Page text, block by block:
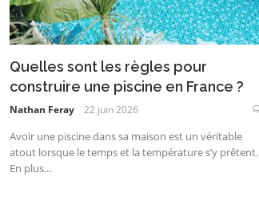
Quelles sont les règles pour
construire une piscine en France ?
Nathan Feray 22 juin 2026
Avoir une piscine dans sa maison est un véritable
atout lorsque le temps et la température s’y prêtent.
En plus...